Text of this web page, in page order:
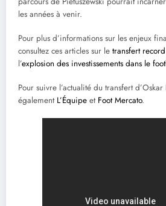
les années à venir.
Pour plus d’informations sur les enjeux
consultez ces articles sur le transfert
l’explosion des investissements dans le
Pour suivre l’actualité du transfert
également L’Équipe et Foot Mercato.